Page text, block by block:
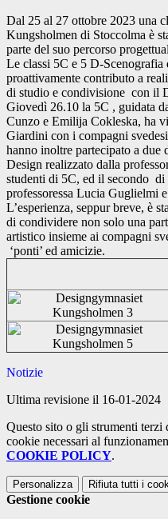
Dal 25 al 27 ottobre 2023 una
Kungsholmen di Stoccolma è
parte del suo percorso
Le classi 5C e 5 D-
proattivamente contributo a
di studio e condivisione con il
Giovedì 26.10 la 5C , guidata
Cunzo e Emilija Cokleska, ha
Giardini con i compagni
hanno inoltre partecipato a
Design realizzato dalla
studenti di 5C, ed il secondo di
professoressa Lucia Guglielmi
L’esperienza, seppur breve, è
di condividere non solo una
artistico insieme ai compagni
‘ponti’ ed amicizie.
Notizie
Ultima revisione il 16-01-2024
Questo sito o gli strumenti
cookie necessari al
COOKIE POLICY.
Personalizza Rifiuta tutti i
Gestione cookie